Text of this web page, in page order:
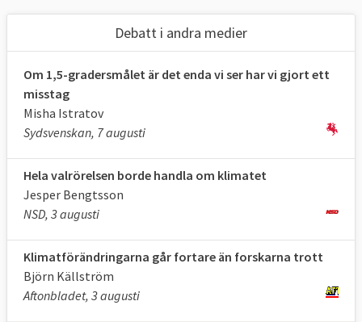
jmf. 1990 (ETS +
ESR)
Upptag av
växthusgaser i
skog och mark
198
310
Andelen förnybar
energi
25,2 procent,
minst 42,5
Energianvändning
(slutlig)
900 Mtoe***,
2024
Max
763 Mtoe***
Källor: Klicka på länkarna i tabellen för att
Debatt i andra medier
Om 1,5-gradersmålet är det enda vi ser har vi gjort ett
misstag
Misha Istratov
Sydsvenskan, 7 augusti
Hela valrörelsen borde handla om klimatet
Jesper Bengtsson
NSD, 3 augusti
Klimatförändringarna går fortare än forskarna trott
Björn Källström
Aftonbladet, 3 augusti